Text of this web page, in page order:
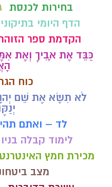
בחירות לכנסת
הדף היומי
הקדמת ספר הזוהר
כַּבֵּד אֶת אָבִיךָ וְאֶת
כוח
לֹא תִשָּׂא אֶת שֵׁם
לד – ואתם
לימוד קבלה בניו
מכירת חמץ האינטרנט
מצב